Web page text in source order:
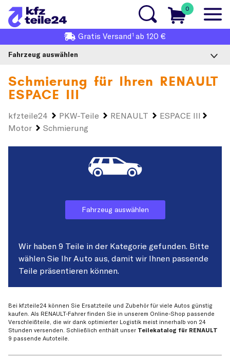
0
Gratis Versand1 ab 120 €
Fahrzeug auswählen
Schmierung für Ihren RENAULT
ESPACE III
kfzteile24 PKW-Teile RENAULT
ESPACE III
Motor
Schmierung
Fahrzeug auswählen
Wir haben 9 Teile in der Kategorie gefunden. Bitte
wählen Sie Ihr Auto aus, damit wir Ihnen passende
Teile präsentieren können.
Bei kfzteile24 können Sie Ersatzteile und Zubehör für viele Autos günstig
kaufen. Als RENAULT-Fahrer finden Sie in unserem Online-Shop passende
Verschleißteile, die wir dank optimierter Logistik meist innerhalb von 24
Stunden versenden. Schließlich enthält unser Teilekatalog für RENAULT
9 passende Autoteile.